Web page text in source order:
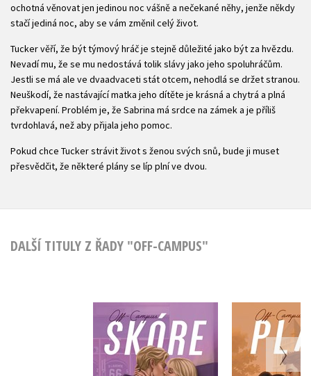
ochotná věnovat jen jedinou noc vášně a nečekané něhy, jenže někdy
stačí jediná noc, aby se vám změnil celý život.
Tucker věří, že být týmový hráč je stejně důležité jako být za hvězdu.
Nevadí mu, že se mu nedostává tolik slávy jako jeho spoluhráčům.
Jestli se má ale ve dvaadvaceti stát otcem, nehodlá se držet stranou.
Neuškodí, že nastávající matka jeho dítěte je krásná a chytrá a plná
překvapení. Problém je, že Sabrina má srdce na zámek a je příliš
tvrdohlavá, než aby přijala jeho pomoc.
Pokud chce Tucker strávit život s ženou svých snů, bude ji muset
přesvědčit, že některé plány se líp plní ve dvou.
DALŠÍ TITULY Z ŘADY "OFF-CAMPUS"
Skóre
Elle Kennedy Elle